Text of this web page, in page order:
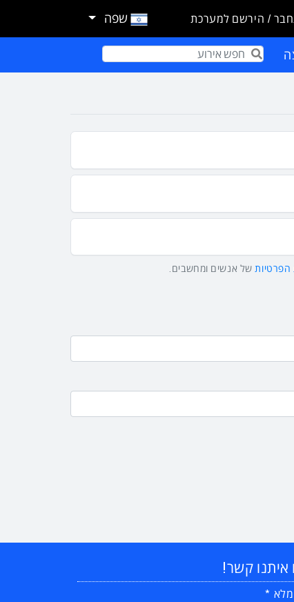
/ הירשם למערכת שפה
Term
הפרטיותשל אנשים ומחשבים.
איתנו קשר!